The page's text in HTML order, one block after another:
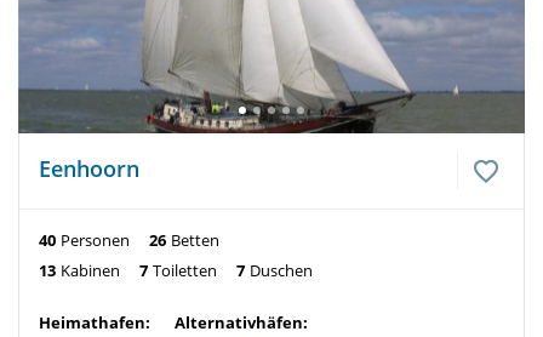
Eenhoorn
40 Personen 26 Betten
13 Kabinen 7 Toiletten 7 Duschen
Heimathafen:
Alternativhäfen: